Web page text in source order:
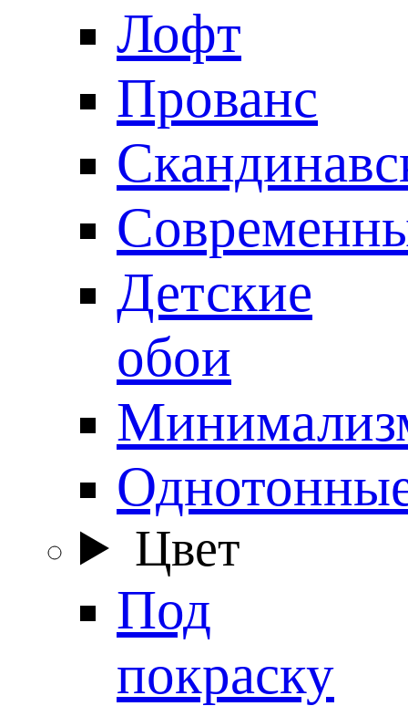
Лофт
Прованс
Детские
обои
Цвет
Под
покраску